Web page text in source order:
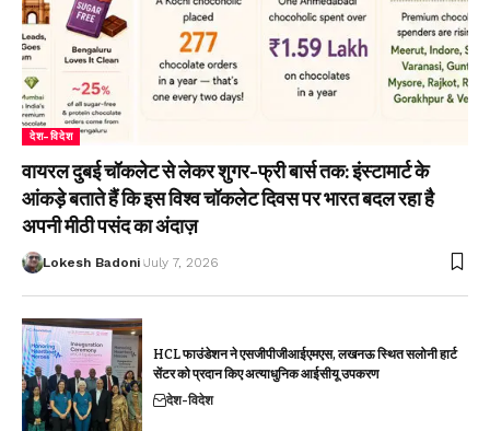
देश-विदेश
वायरल दुबई चॉकलेट से लेकर शुगर-फ्री बार्स तक: इंस्टामार्ट के
आंकड़े बताते हैं कि इस विश्व चॉकलेट दिवस पर भारत बदल रहा है
अपनी मीठी पसंद का अंदाज़
Lokesh Badoni July 7, 2026
HCL फाउंडेशन ने एसजीपीजीआईएमएस, लखनऊ स्थित सलोनी हार्ट
सेंटर को प्रदान किए अत्याधुनिक आईसीयू उपकरण
देश-विदेश